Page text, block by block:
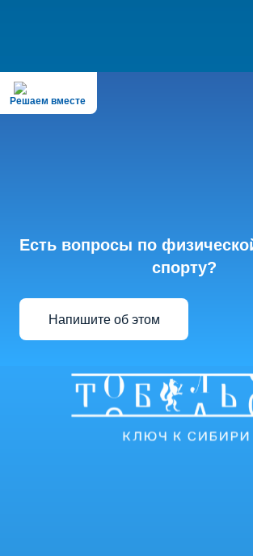
Решаем вместе
Есть вопросы по
спорту?
Напишите об этом